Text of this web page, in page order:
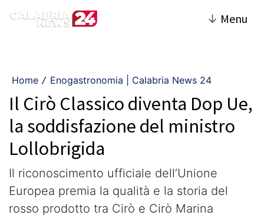
↓ Menu
Home / Enogastronomia | Calabria News 24
Il Cirò Classico diventa Dop Ue,
la soddisfazione del ministro
Lollobrigida
Il riconoscimento ufficiale dell’Unione
Europea premia la qualità e la storia del
rosso prodotto tra Cirò e Cirò Marina